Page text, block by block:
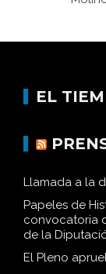
Papeles de
convocatoria